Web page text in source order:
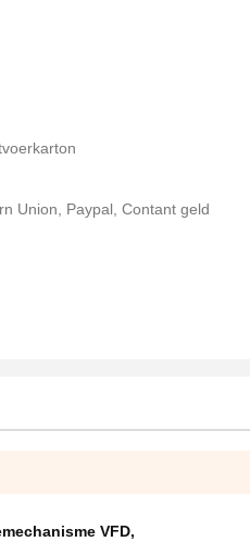
Union, Paypal, Contant geld
VFD,